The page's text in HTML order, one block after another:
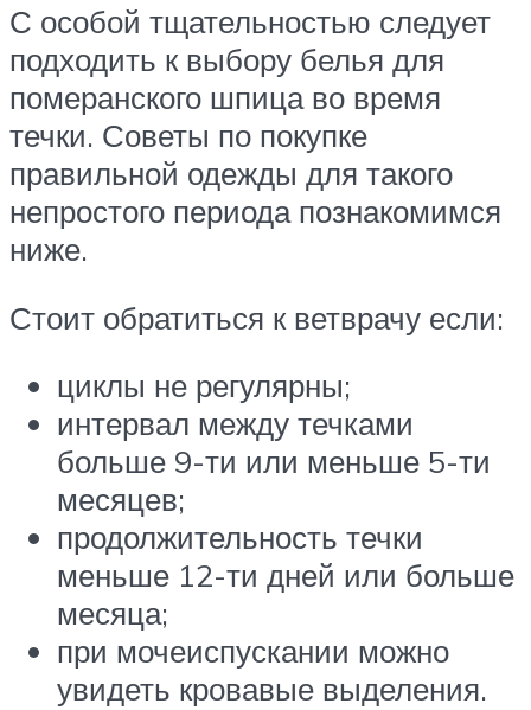
С особой тщательностью следует
подходить к выбору белья для
померанского шпица во время
течки. Советы по покупке
правильной одежды для такого
непростого периода познакомимся
ниже.
Стоит обратиться к ветврачу если:
циклы не регулярны;
интервал между течками
больше 9-ти или меньше 5-ти
месяцев;
продолжительность течки
меньше 12-ти дней или больше
месяца;
при мочеиспускании можно
увидеть кровавые выделения.